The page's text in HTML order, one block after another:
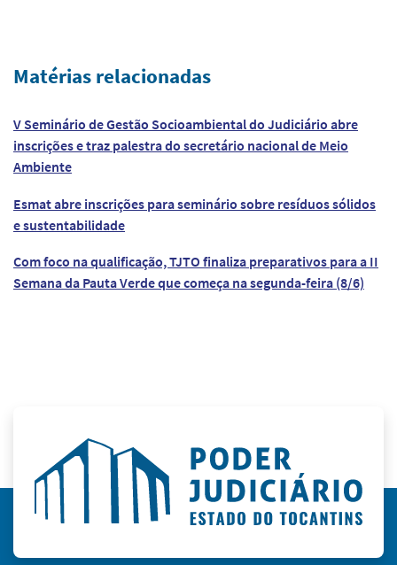
Matérias relacionadas
V Seminário de Gestão Socioambiental do Judiciário abre
inscrições e traz palestra do secretário nacional de Meio
Ambiente
Esmat abre inscrições para seminário sobre resíduos sólidos
e sustentabilidade
Com foco na qualificação, TJTO finaliza preparativos para a II
Semana da Pauta Verde que começa na segunda-feira (8/6)